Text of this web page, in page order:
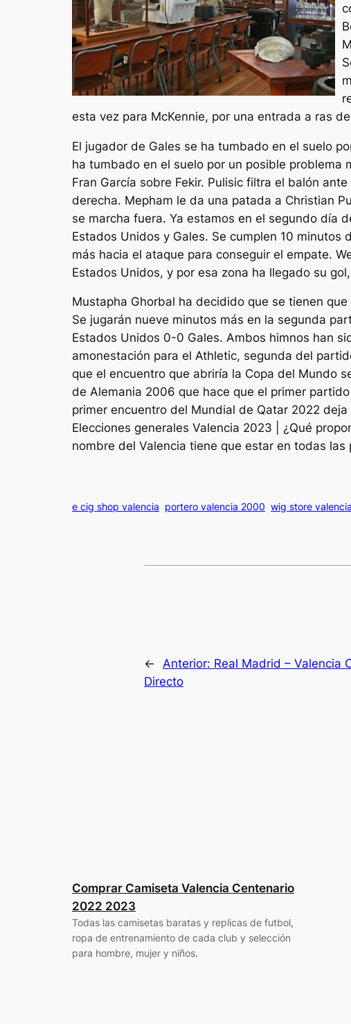
esta vez para McKennie, por una entrada a ras
El jugador de Gales se ha tumbado en el suelo
ha tumbado en el suelo por un posible problema
Fran García sobre Fekir. Pulisic filtra el balón
derecha. Mepham le da una patada a Christian
se marcha fuera. Ya estamos en el segundo día
Estados Unidos y Gales. Se cumplen 10
más hacia el ataque para conseguir el empate.
Estados Unidos, y por esa zona ha llegado su
Mustapha Ghorbal ha decidido que se tienen
Se jugarán nueve minutos más en la segunda
Estados Unidos 0-0 Gales. Ambos himnos han
amonestación para el Athletic, segunda del
que el encuentro que abriría la Copa del Mundo
de Alemania 2006 que hace que el primer
primer encuentro del Mundial de Qatar 2022
Elecciones generales Valencia 2023 | ¿Qué
nombre del Valencia tiene que estar en todas
e cig shop valencia portero valencia 2000 wig store valencia
← Anterior: Real Madrid – Valencia
Directo
Comprar Camiseta Valencia Centenario
2022 2023
Todas las camisetas baratas y replicas de futbol,
ropa de entrenamiento de cada club y selección
para hombre, mujer y niños.